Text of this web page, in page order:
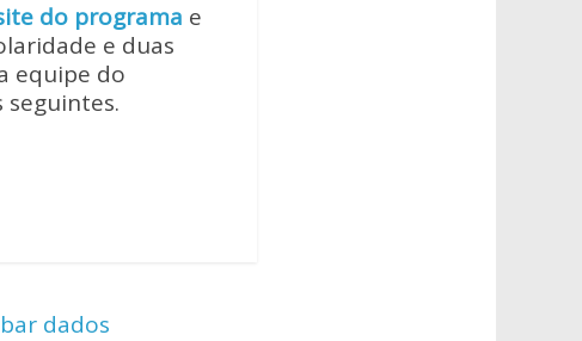
do programa e
e duas
equipe do
dados